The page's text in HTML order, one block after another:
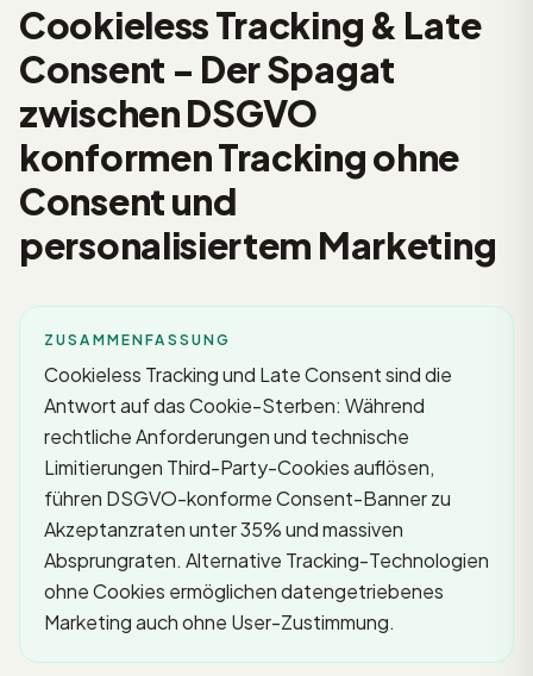
Video:
Cookieless Tracking & Late
Consent - Der Spagat
zwischen DSGVO
konformen Tracking ohne
Consent und
personalisiertem Marketing
ZUSAMMENFASSUNG
Cookieless Tracking und Late Consent sind die
Antwort auf das Cookie-Sterben: Während
rechtliche Anforderungen und technische
Limitierungen Third-Party-Cookies auflösen,
führen DSGVO-konforme Consent-Banner zu
Akzeptanzraten unter 35% und massiven
Absprungraten. Alternative Tracking-Technologien
ohne Cookies ermöglichen datengetriebenes
Marketing auch ohne User-Zustimmung.